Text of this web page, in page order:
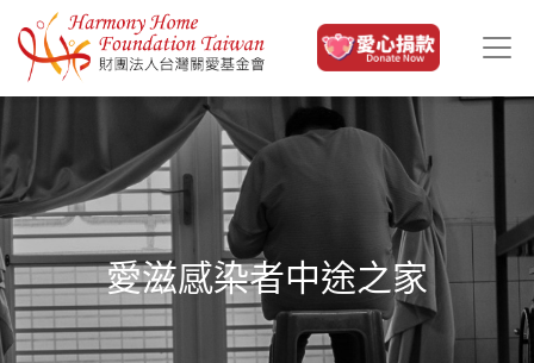
移至主內容
愛滋感染者中途之家